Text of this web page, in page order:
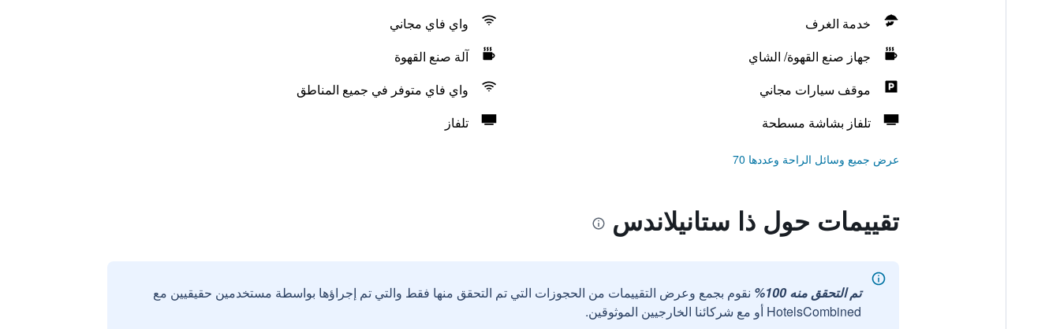
خدمة الغرف
واي فاي مجاني
جهاز صنع القهوة/ الشاي
آلة صنع القهوة
موقف سيارات مجاني
واي فاي متوفر في جميع المناطق
تلفاز بشاشة مسطحة
تلفاز
عرض جميع وسائل الراحة وعددها 70
تقييمات حول ذا ستانيلاندس
تم التحقق منه 100%
نقوم بجمع وعرض التقييمات من الحجوزات التي تم التحقق منها فقط والتي تم إجراؤها بواسطة مستخدمين حقيقيين مع
HotelsCombined أو مع شركائنا الخارجيين الموثوقين.